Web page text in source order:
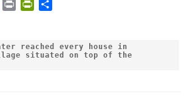
n
t
n
t
r
e
reached every house in
situated on top of the